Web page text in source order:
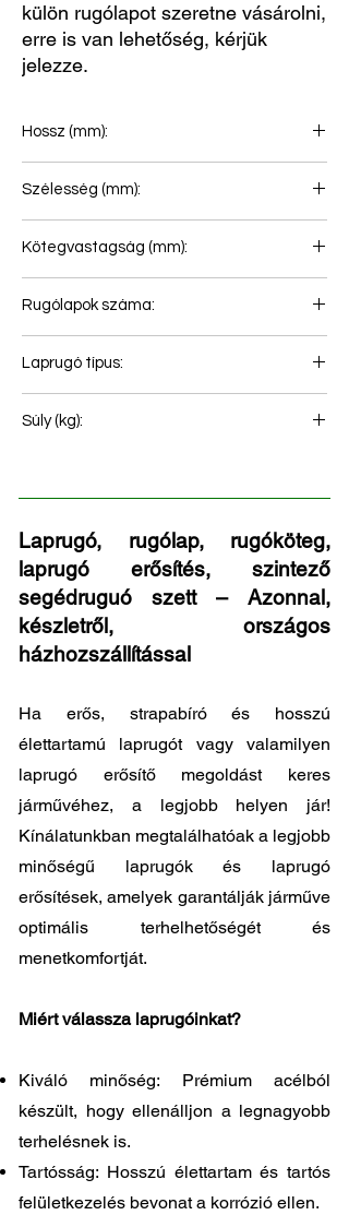
külön rugólapot szeretne vásárolni,
erre is van lehetőség, kérjük
jelezze.
Hossz (mm):
Szélesség (mm):
Kötegvastagság (mm):
Rugólapok száma:
Laprugó típus:
Súly (kg):
Laprugó, rugólap, rugóköteg,
laprugó erősítés, szintező
segédruguó szett – Azonnal,
készletről, országos
házhozszállítással
Ha erős, strapabíró és hosszú
élettartamú laprugót vagy valamilyen
laprugó erősítő megoldást keres
járművéhez, a legjobb helyen jár!
Kínálatunkban megtalálhatóak a legjobb
minőségű laprugók és laprugó
erősítések, amelyek garantálják járműve
optimális terhelhetőségét és
menetkomfortját.
Miért válassza laprugóinkat?
Kiváló minőség: Prémium acélból
készült, hogy ellenálljon a legnagyobb
terhelésnek is.
Tartósság: Hosszú élettartam és tartós
felületkezelés bevonat a korrózió ellen.